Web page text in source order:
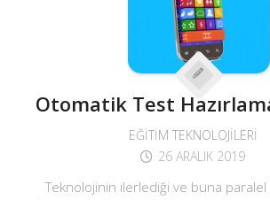
Otomatik Test
EĞITIM TEKNOLOJILERI
26 ARALIK 2019
Teknolojinin ilerlediği ve buna